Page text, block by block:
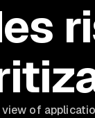
view of